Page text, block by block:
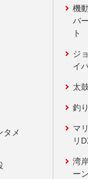
タメ
機
バ
ト
ジ
イ
太
釣
マ
リ
湾
ー